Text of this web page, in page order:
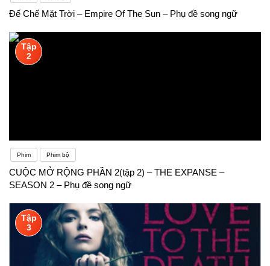
Đế Chế Mặt Trời – Empire Of The Sun – Phụ đề song ngữ
Tập
2
Phim Phim bộ
CUỘC MỞ RỘNG PHẦN 2(tập 2) – THE EXPANSE –
SEASON 2 – Phụ đề song ngữ
Tập
3